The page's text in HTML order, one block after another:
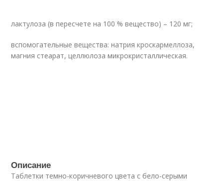
лактулоза (в пересчете на 100 % вещество) – 120 мг;
вспомогательные вещества: натрия кроскармеллоза,
магния стеарат, целлюлоза микрокристаллическая.
Описание
Таблетки темно-коричневого цвета с бело-серыми